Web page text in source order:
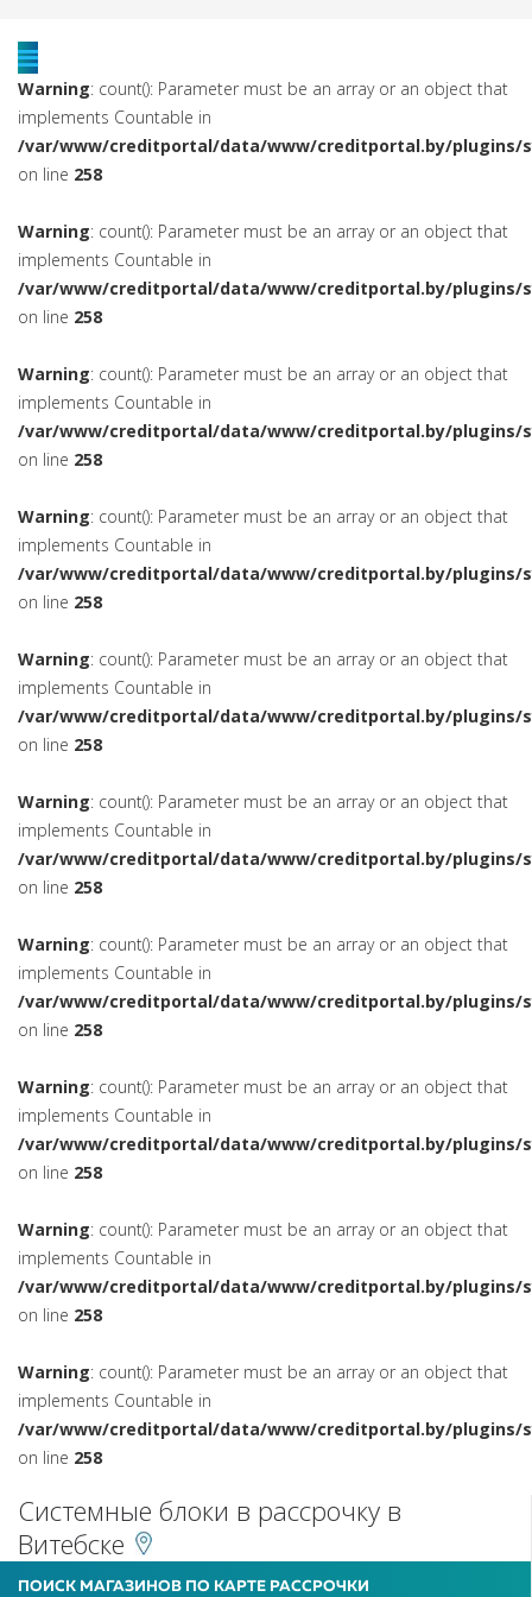
Warning: count(): Parameter must be an array or an object that
implements Countable in
/var/www/creditportal/data/www/creditportal.by/plugins/
on line 258
Warning: count(): Parameter must be an array or an object that
implements Countable in
/var/www/creditportal/data/www/creditportal.by/plugins/
on line 258
Warning: count(): Parameter must be an array or an object that
implements Countable in
/var/www/creditportal/data/www/creditportal.by/plugins/
on line 258
Warning: count(): Parameter must be an array or an object that
implements Countable in
/var/www/creditportal/data/www/creditportal.by/plugins/
on line 258
Warning: count(): Parameter must be an array or an object that
implements Countable in
/var/www/creditportal/data/www/creditportal.by/plugins/
on line 258
Warning: count(): Parameter must be an array or an object that
implements Countable in
/var/www/creditportal/data/www/creditportal.by/plugins/
on line 258
Warning: count(): Parameter must be an array or an object that
implements Countable in
/var/www/creditportal/data/www/creditportal.by/plugins/
on line 258
Warning: count(): Parameter must be an array or an object that
implements Countable in
/var/www/creditportal/data/www/creditportal.by/plugins/
on line 258
Warning: count(): Parameter must be an array or an object that
implements Countable in
/var/www/creditportal/data/www/creditportal.by/plugins/
on line 258
Warning: count(): Parameter must be an array or an object that
implements Countable in
/var/www/creditportal/data/www/creditportal.by/plugins/
on line 258
Системные блоки в рассрочку в
Витебске
ПОИСК МАГАЗИНОВ ПО КАРТЕ РАССРОЧКИ